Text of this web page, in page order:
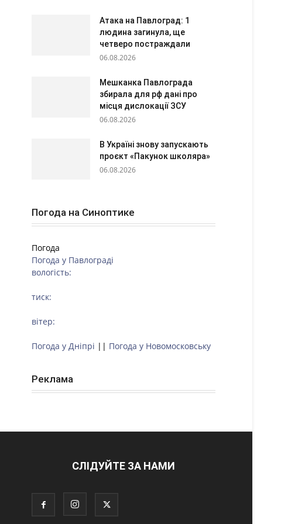
Атака на Павлоград: 1
людина загинула, ще
четверо постраждали
06.08.2026
Мешканка Павлограда
збирала для рф дані про
місця дислокації ЗСУ
06.08.2026
В Україні знову запускають
проєкт «Пакунок школяра»
06.08.2026
Погода на Синоптике
Погода
Погода у Павлограді
вологість:
тиск:
вітер:
Погода у Дніпрі || Погода у Новомосковську
Реклама
СЛІДУЙТЕ ЗА НАМИ